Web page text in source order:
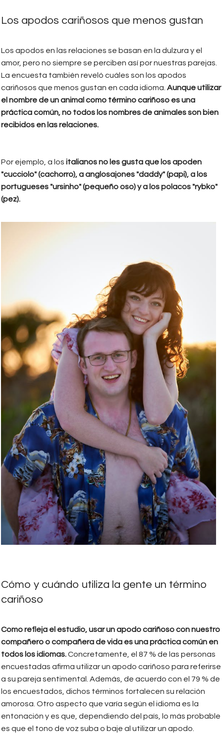
Los apodos cariñosos que menos gustan
Los apodos en las relaciones se basan en la dulzura y el
amor, pero no siempre se perciben así por nuestras parejas.
La encuesta también reveló cuáles son los apodos
cariñosos que menos gustan en cada idioma. Aunque utilizar
el nombre de un animal como término cariñoso es una
práctica común, no todos los nombres de animales son bien
recibidos en las relaciones.
Por ejemplo, a los italianos no les gusta que los apoden
"cucciolo" (cachorro), a anglosajones "daddy" (papi), a los
portugueses "ursinho" (pequeño oso) y a los polacos "rybko"
(pez).
Cómo y cuándo utiliza la gente un término
cariñoso
Como refleja el estudio, usar un apodo cariñoso con nuestro
compañero o compañera de vida es una práctica común en
todos los idiomas.Concretamente, el 87 % de las personas
encuestadas afirma utilizar un apodo cariñoso para referirse
a su pareja sentimental. Además, de acuerdo con el 79 % de
los encuestados, dichos términos fortalecen su relación
amorosa. Otro aspecto que varía según el idioma es la
entonación y es que, dependiendo del país, lo más probable
es que el tono de voz suba o baje al utilizar un apodo.